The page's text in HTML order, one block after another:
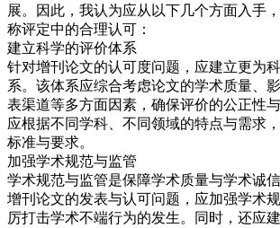
展。因此，我认为应从以下几个方面入手
称评定中的合理认可：
建立科学的评价体系
针对增刊论文的认可度问题，应建立更为
系。该体系应综合考虑论文的学术质量、
表渠道等多方面因素，确保评价的公正性
应根据不同学科、不同领域的特点与需求
标准与要求。
加强学术规范与监管
学术规范与监管是保障学术质量与学术诚
增刊论文的发表与认可问题，应加强学术
厉打击学术不端行为的发生。同时，还应